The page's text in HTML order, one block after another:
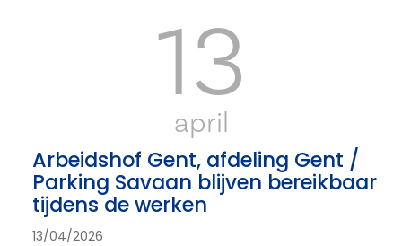
13
april
Arbeidshof Gent, afdeling Gent /
Parking Savaan blijven bereikbaar
tijdens de werken
13/04/2026